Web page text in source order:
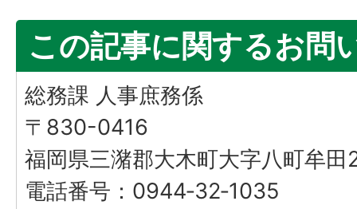
この記事に関するお問
総務課 人事庶務係
〒830-0416
福岡県三潴郡大木町大字八町牟
電話番号：0944‐32‐1035